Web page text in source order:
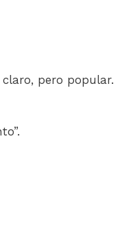
pero popular.